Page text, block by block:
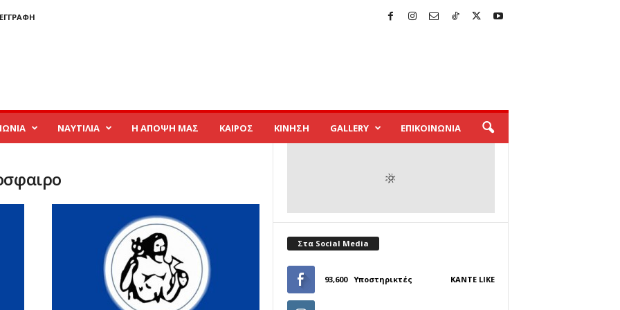
ΝΑΥΤΙΛΙΑ Η ΑΠΟΨΗ ΜΑΣ ΚΑΙΡΟΣ ΚΙΝΗΣΗ GALLERY ΕΠΙΚΟΙΝΩΝΙΑ
Στα Social Media
93,600 Υποστηρικτές ΚΆΝΤΕ LIKE